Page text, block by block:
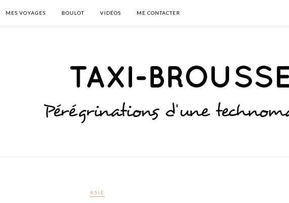
MES VOYAGES BOULOT VIDÉOS ME CONTACTER
ASIE